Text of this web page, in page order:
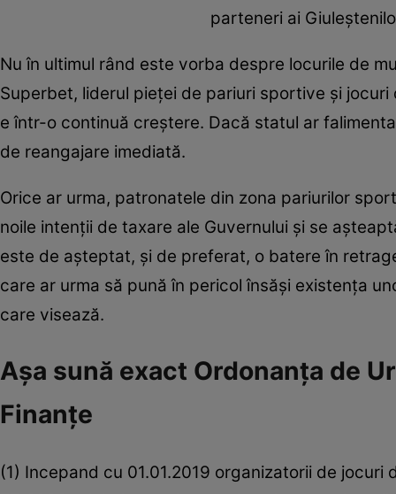
parteneri ai
Nu în ultimul rând este vorba despre locurile de
Superbet, liderul pieţei de pariuri sportive şi
e într-o continuă creştere. Dacă statul ar
de reangajare imediată.
Orice ar urma, patronatele din zona pariurilor
noile intenţii de taxare ale Guvernului şi se
este de aşteptat, şi de preferat, o batere în
care ar urma să pună în pericol însăşi existenţa
care visează.
Aşa sună exact Ordonanţa de
Finanţe
(1) Incepand cu 01.01.2019 organizatorii de